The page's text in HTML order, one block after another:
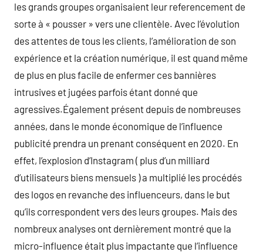
les grands groupes organisaient leur referencement de
sorte à « pousser » vers une clientèle. Avec l’évolution
des attentes de tous les clients, l’amélioration de son
expérience et la création numérique, il est quand même
de plus en plus facile de enfermer ces bannières
intrusives et jugées parfois étant donné que
agressives.Également présent depuis de nombreuses
années, dans le monde économique de l’influence
publicité prendra un prenant conséquent en 2020. En
effet, l’explosion d’Instagram ( plus d’un milliard
d’utilisateurs biens mensuels ) a multiplié les procédés
des logos en revanche des influenceurs, dans le but
qu’ils correspondent vers des leurs groupes. Mais des
nombreux analyses ont dernièrement montré que la
micro-influence était plus impactante que l’influence